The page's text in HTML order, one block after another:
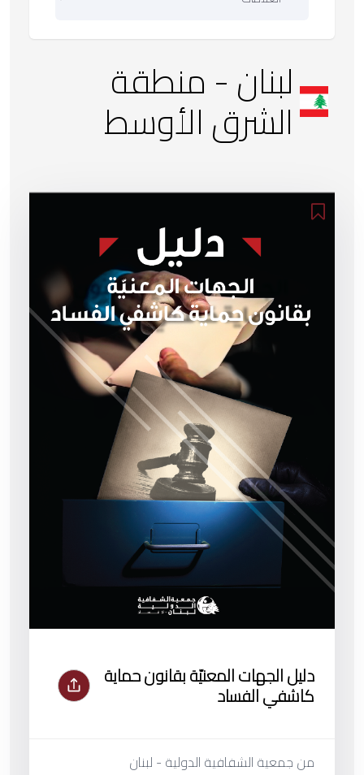
لبنان- منطقة
الشرق الأوسط
دليل الجهات المعنيّة بقانون حماية
كاشفي الفساد
من جمعية الشفافية الدولية - لبنان